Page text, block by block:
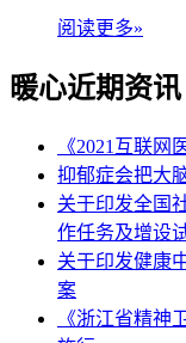
阅读更多»
暖心近期资讯
《2021互联
抑郁症会把大
关于印发全国
作任务及增设
关于印发健康
案
《浙江省精神